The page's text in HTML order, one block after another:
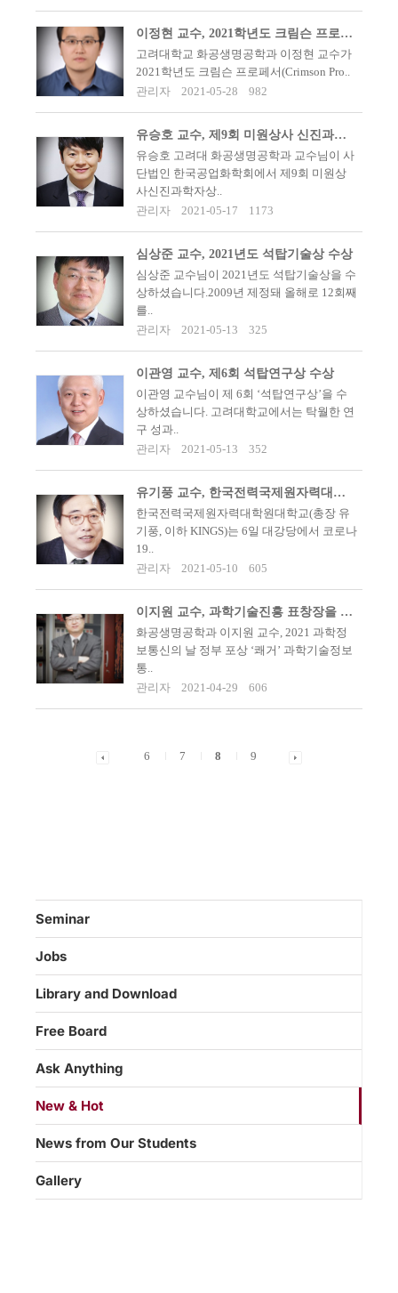
이정현 교수, 2021학년도 크림슨 프로페서에 선정되다
고려대학교 화공생명공학과 이정현 교수가
2021학년도 크림슨 프로페서(Crimson Pro..
관리자
2021-05-28 982
유승호 교수, 제9회 미원상사 신진과학자상 수상
유승호 고려대 화공생명공학과 교수님이 사
단법인 한국공업화학회에서 제9회 미원상
사신진과학자상..
관리자
2021-05-17 1173
심상준 교수, 2021년도 석탑기술상 수상
심상준 교수님이 2021년도 석탑기술상을 수
상하셨습니다.2009년 제정돼 올해로 12회째
를..
관리자
2021-05-13 325
이관영 교수, 제6회 석탑연구상 수상
이관영 교수님이 제 6회 ‘석탑연구상’을 수
상하셨습니다. 고려대학교에서는 탁월한 연
구 성과..
관리자
2021-05-13 352
유기풍 교수, 한국전력국제원자력대학원대학교 총장 취임
​한국전력국제원자력대학원대학교(총장 유
기풍, 이하 KINGS)는 6일 대강당에서 코로나
19..
관리자
2021-05-10 605
이지원 교수, 과학기술진흥 표창장을 수여받다
화공생명공학과 이지원 교수, 2021 과학정
보통신의 날 정부 포상 ‘쾌거’ 과학기술정보
통..
관리자
2021-04-29 606
6 7 8 9
Seminar
Jobs
Library and Download
Free Board
Ask Anything
New & Hot
News from Our Students
Gallery